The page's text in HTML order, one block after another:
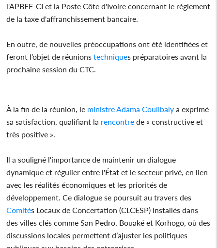
l'APBEF-CI et la Poste Côte d'Ivoire concernant le règlement
de la taxe d'affranchissement bancaire.
En outre, de nouvelles préoccupations ont été identifiées et
feront l’objet de réunions techniques préparatoires avant la
prochaine session du CTC.
À la fin de la réunion, le ministre Adama Coulibaly a exprimé
sa satisfaction, qualifiant la rencontre de « constructive et
très positive ».
Il a souligné l'importance de maintenir un dialogue
dynamique et régulier entre l'État et le secteur privé, en lien
avec les réalités économiques et les priorités de
développement. Ce dialogue se poursuit au travers des
Comités Locaux de Concertation (CLCESP) installés dans
des villes clés comme San Pedro, Bouaké et Korhogo, où des
discussions locales permettent d’ajuster les politiques